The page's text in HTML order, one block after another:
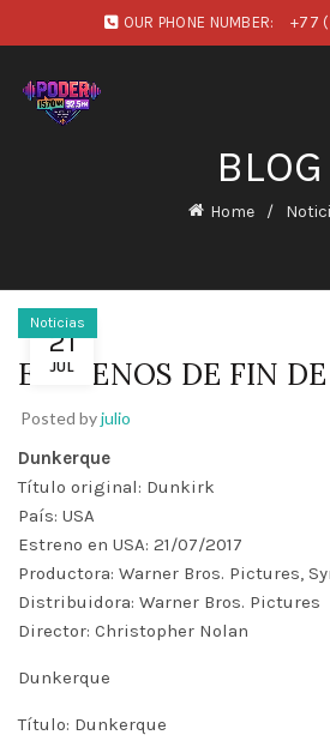
OUR PHONE NUMBER: +77
BLOG
Home
21
JUL
Noticias
ESTRENOS DE FIN
Posted byjulio
Dunkerque
Título original: Dunkirk
País: USA
Estreno en USA: 21/07/2017
Productora: Warner Bros. Pictures,
Distribuidora: Warner Bros. Pictures
Director: Christopher Nolan
Dunkerque
Título: Dunkerque